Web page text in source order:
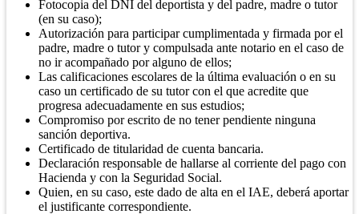
Fotocopia del DNI del deportista y del padre, madre o tutor
(en su caso);
Autorización para participar cumplimentada y firmada por el
padre, madre o tutor y compulsada ante notario en el caso de
no ir acompañado por alguno de ellos;
Las calificaciones escolares de la última evaluación o en su
caso un certificado de su tutor con el que acredite que
progresa adecuadamente en sus estudios;
Compromiso por escrito de no tener pendiente ninguna
sanción deportiva.
Certificado de titularidad de cuenta bancaria.
Declaración responsable de hallarse al corriente del pago con
Hacienda y con la Seguridad Social.
Quien, en su caso, este dado de alta en el IAE, deberá aportar
el justificante correspondiente.